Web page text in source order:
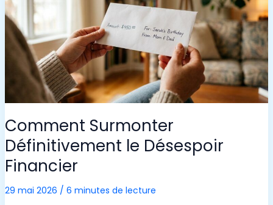
NE
PRENANT
PAS
MON
TEMPS
Comment Surmonter
Définitivement le Désespoir
Financier
29 mai 2026 / 6 minutes de lecture